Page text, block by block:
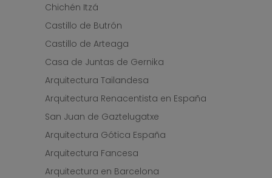
Chichén Itzá
Castillo de Butrón
Castillo de Arteaga
Casa de Juntas de Gernika
Arquitectura Tailandesa
Arquitectura Renacentista en España
San Juan de Gaztelugatxe
Arquitectura Gótica España
Arquitectura Fancesa
Arquitectura en Barcelona